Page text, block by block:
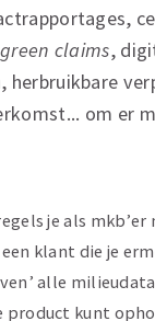
green claims,
herbruikbare
om er
je als
klant die je
alle
product kunt